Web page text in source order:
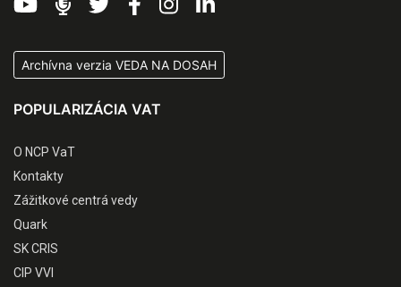
Archívna verzia VEDA NA DOSAH
POPULARIZÁCIA VAT
O NCP VaT
Kontakty
Zážitkové centrá vedy
Quark
SK CRIS
CIP VVI